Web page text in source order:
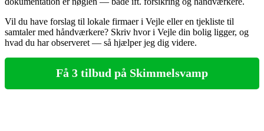
Vil du have forslag til lokale firmaer i Vejle eller en tjekliste til
samtaler med håndværkere? Skriv hvor i Vejle din bolig ligger, og
hvad du har observeret — så hjælper jeg dig videre.
Få 3 tilbud på Skimmelsvamp